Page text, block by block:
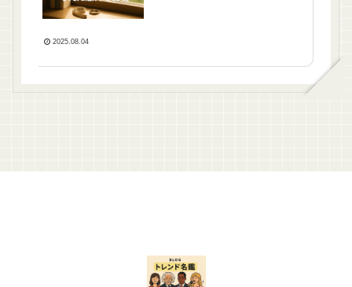
2025.08.04